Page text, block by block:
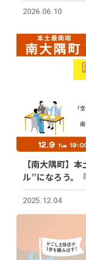
2026.06.10
【南大隅町】
ル”になろう。
集説明会を開
2025.12.04